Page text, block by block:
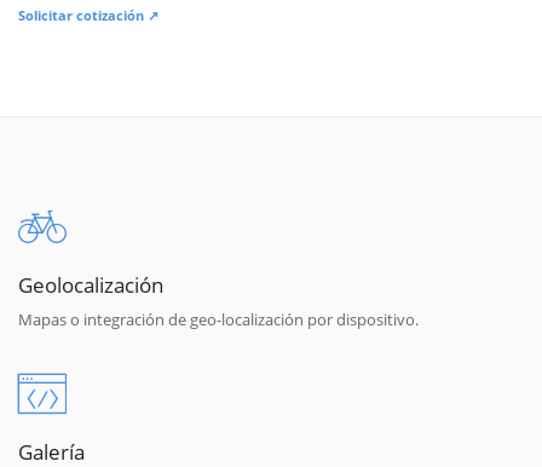
Solicitar cotización ↗
Geolocalización
Mapas o integración de geo-localización por dispositivo.
Galería